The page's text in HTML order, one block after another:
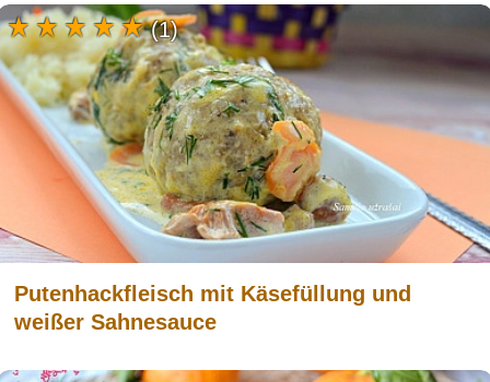
Putenhackfleisch mit Käsefüllung und
weißer Sahnesauce
(1)